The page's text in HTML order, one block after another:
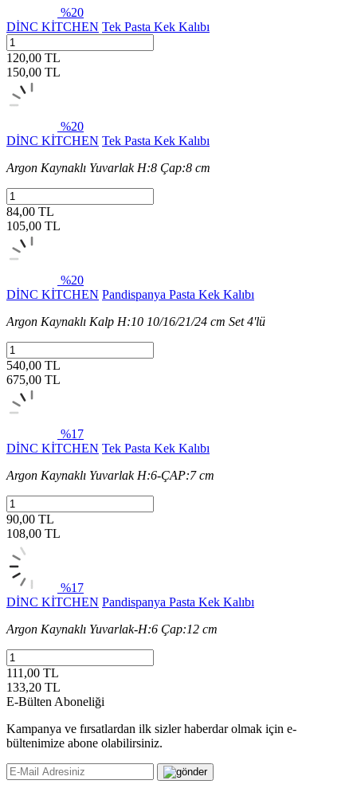
%20
DİNC KİTCHEN Tek Pasta Kek Kalıbı
120,00 TL
150,00 TL
%20
DİNC KİTCHEN Tek Pasta Kek Kalıbı
Argon Kaynaklı Yuvarlak H:8 Çap:8 cm
84,00 TL
105,00 TL
%20
DİNC KİTCHEN Pandispanya Pasta Kek Kalıbı
Argon Kaynaklı Kalp H:10 10/16/21/24 cm Set 4'lü
540,00 TL
675,00 TL
%17
DİNC KİTCHEN Tek Pasta Kek Kalıbı
Argon Kaynaklı Yuvarlak H:6-ÇAP:7 cm
90,00 TL
108,00 TL
%17
DİNC KİTCHEN Pandispanya Pasta Kek Kalıbı
Argon Kaynaklı Yuvarlak-H:6 Çap:12 cm
111,00 TL
133,20 TL
E-Bülten Aboneliği
Kampanya ve fırsatlardan ilk sizler haberdar olmak için e-
bültenimize abone olabilirsiniz.